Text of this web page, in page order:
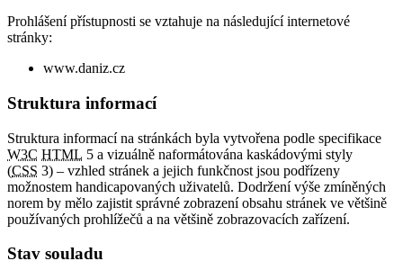
Prohlášení přístupnosti se vztahuje na následující internetové
stránky:
www.daniz.cz
Struktura informací
Struktura informací na stránkách byla vytvořena podle specifikace
W3C HTML 5 a vizuálně naformátována kaskádovými styly
(CSS 3) – vzhled stránek a jejich funkčnost jsou podřízeny
možnostem handicapovaných uživatelů. Dodržení výše zmíněných
norem by mělo zajistit správné zobrazení obsahu stránek ve většině
používaných prohlížečů a na většině zobrazovacích zařízení.
Stav souladu